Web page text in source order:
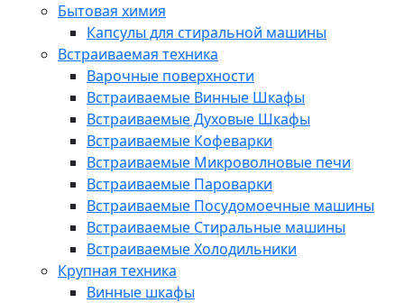
Бытовая химия
Капсулы для стиральной машины
Встраиваемая техника
Варочные поверхности
Встраиваемые Винные Шкафы
Встраиваемые Духовые Шкафы
Встраиваемые Кофеварки
Встраиваемые Микроволновые печи
Встраиваемые Пароварки
Встраиваемые Посудомоечные машины
Встраиваемые Стиральные машины
Встраиваемые Холодильники
Крупная техника
Винные шкафы